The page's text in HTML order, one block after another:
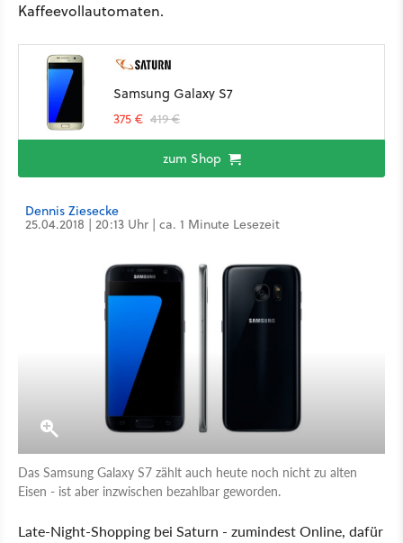
Kaffeevollautomaten.
Samsung Galaxy S7
375 € 419 €
zum Shop
Dennis Ziesecke
25.04.2018 | 20:13 Uhr | ca. 1 Minute Lesezeit
Das Samsung Galaxy S7 zählt auch heute noch nicht zu alten
Eisen - ist aber inzwischen bezahlbar geworden.
Late-Night-Shopping bei Saturn - zumindest Online, dafür